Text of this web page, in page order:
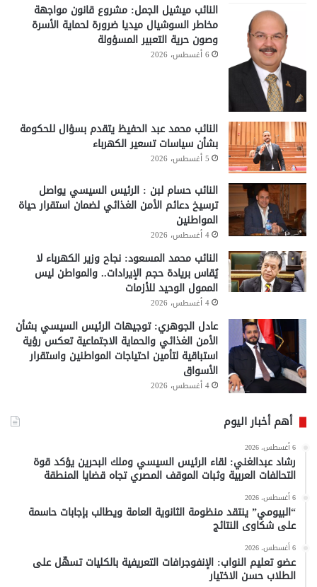
النائب ميشيل الجمل: مشروع قانون مواجهة
مخاطر السوشيال ميديا ضرورة لحماية الأسرة
وصون حرية التعبير المسؤولة
6 أغسطس، 2026
النائب محمد عبد الحفيظ يتقدم بسؤال للحكومة
بشأن سياسات تسعير الكهرباء
5 أغسطس، 2026
النائب حسام لبن : الرئيس السيسي يواصل
ترسيخ دعائم الأمن الغذائي لضمان استقرار حياة
المواطنين
4 أغسطس، 2026
النائب محمد المسعود: نجاح وزير الكهرباء لا
يُقاس بريادة حجم الإيرادات.. والمواطن ليس
الممول الوحيد للأزمات
4 أغسطس، 2026
عادل الجوهري: توجيهات الرئيس السيسي بشأن
الأمن الغذائي والحماية الاجتماعية تعكس رؤية
استباقية لتأمين احتياجات المواطنين واستقرار
الأسواق
4 أغسطس، 2026
أهم أخبار اليوم
6 أغسطس، 2026
رشاد عبدالغني: لقاء الرئيس السيسي وملك البحرين يؤكد قوة
التحالفات العربية وثبات الموقف المصري تجاه قضايا المنطقة
6 أغسطس، 2026
“البيومي” ينتقد منظومة الثانوية العامة ويطالب بإجابات حاسمة
على شكاوى النتائج
6 أغسطس، 2026
عضو تعليم النواب: الإنفوجرافات التعريفية بالكليات تسهّل على
الطلاب حسن الاختيار